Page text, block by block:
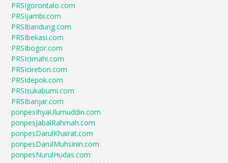
PRSIgorontalo.com
PRSIjambi.com
PRSIbandung.com
PRSIbekasi.com
PRSIbogor.com
PRSIcimahi.com
PRSIcirebon.com
PRSIdepok.com
PRSIsukabumi.com
PRSIbanjar.com
ponpesIhyaUlumuddin.com
ponpesJabalRahmah.com
ponpesDarulKhairat.com
ponpesDarulMuhsinin.com
ponpesNurulHudas.com